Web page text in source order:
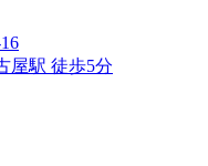
屋駅 徒歩5分